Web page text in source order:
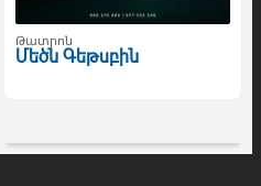
Թատրոն
Մեծն Գեթսբին